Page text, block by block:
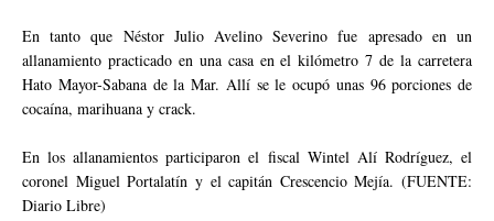
En tanto que Néstor Julio Avelino Severino fue apresado en un
allanamiento practicado en una casa en el kilómetro 7 de la carretera
Hato Mayor-Sabana de la Mar. Allí se le ocupó unas 96 porciones de
cocaína, marihuana y crack.
En los allanamientos participaron el fiscal Wintel Alí Rodríguez, el
coronel Miguel Portalatín y el capitán Crescencio Mejía. (FUENTE:
Diario Libre)